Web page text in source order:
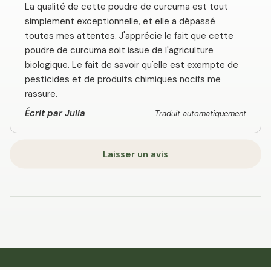
La qualité de cette poudre de curcuma est tout
simplement exceptionnelle, et elle a dépassé
toutes mes attentes. J'apprécie le fait que cette
poudre de curcuma soit issue de l'agriculture
biologique. Le fait de savoir qu'elle est exempte de
pesticides et de produits chimiques nocifs me
rassure.
Écrit par Julia
Traduit automatiquement
Laisser un avis